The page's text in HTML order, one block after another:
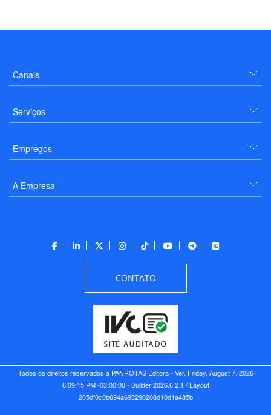
Canais
Serviços
Empregos
A Empresa
CONTATO
Todos os direitos reservados a PANROTAS Editora - Ver. Friday, August 7, 2026
6:09:15 PM -03:00:00 - Builder 2026.6.2.1 / Layout
205df0c0b694a693290208d10d1a485b